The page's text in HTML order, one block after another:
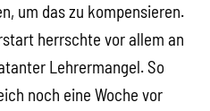
um das zu kompensieren.
herrschte vor allem an
Lehrermangel. So
noch eine Woche vor